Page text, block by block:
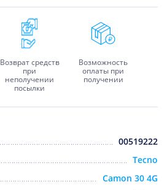
00519222
Tecno
Camon 30 4G
Возврат средств
при
неполучении
посылки
Возможность
оплаты при
получении